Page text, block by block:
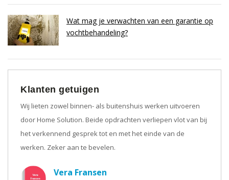
Wat mag je verwachten van een garantie op
vochtbehandeling?
Klanten getuigen
Wij lieten zowel binnen- als buitenshuis werken uitvoeren
door Home Solution. Beide opdrachten verliepen vlot van bij
het verkennend gesprek tot en met het einde van de
werken. Zeker aan te bevelen.
Vera Fransen